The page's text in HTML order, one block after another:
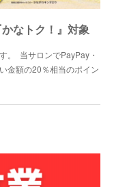
なトク！』対象
。 当サロンでPayPay・
金額の20％相当のポイン